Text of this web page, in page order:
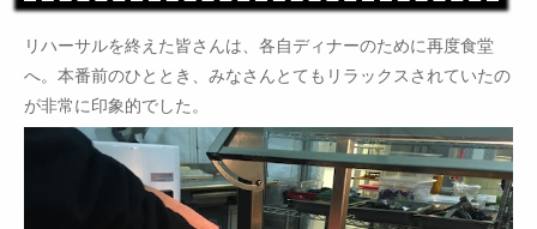
リハーサルを終えた皆さんは、各自ディナーのために再度食堂
へ。本番前のひととき、みなさんとてもリラックスされていたの
が非常に印象的でした。